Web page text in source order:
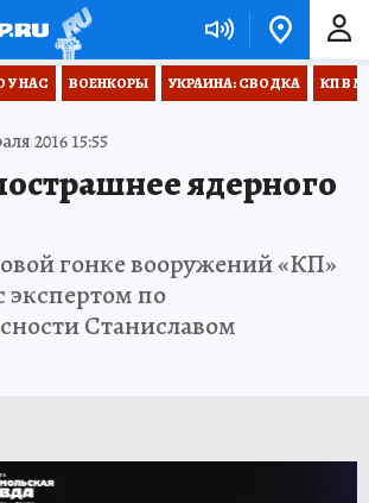
У НАС ВОЕНКОРЫ УКРАИНА: СВОДКА КП В
2016 15:55
ядерного
гонке вооружений «КП»
экспертом по
Станиславом